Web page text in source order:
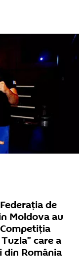
de
Moldova au
care a
din România